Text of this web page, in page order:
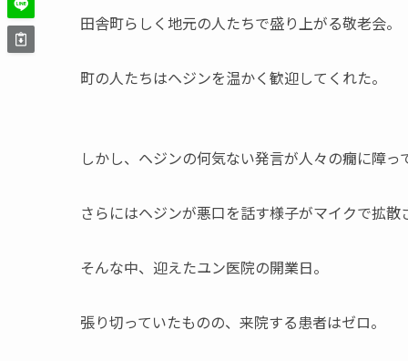
田舎町らしく地元の人たちで盛り上がる敬老会。
町の人たちはヘジンを温かく歓迎してくれた。
しかし、ヘジンの何気ない発言が人々の癇に障っ
さらにはヘジンが悪口を話す様子がマイクで拡散
そんな中、迎えたユン医院の開業日。
張り切っていたものの、来院する患者はゼロ。